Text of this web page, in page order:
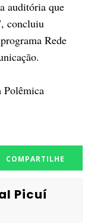
auditória que
concluiu
Rede
COMPARTILHE
Picuí